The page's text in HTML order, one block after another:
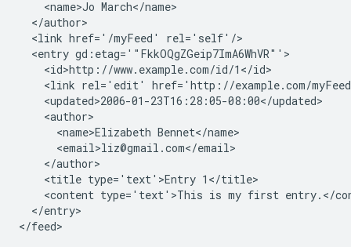
    <name>Jo March</name>
  </author>
  <link href='/myFeed' rel='self'/>
  <entry gd:etag='"FkkOQgZGeip7ImA6WhVR"'>
    <id>http://www.example.com/id/1</id>
<link rel='edit' href='http://example.com/
    <updated>2006-01-23T16:28:05-08:00</updated>
    <author>
      <name>Elizabeth Bennet</name>
      <email>liz@gmail.com</email>
    </author>
    <title type='text'>Entry 1</title>
<content type='text'>This is my first entry.</
  </entry>
</feed>